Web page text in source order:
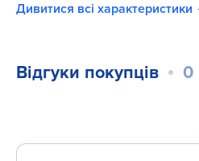
Дивитися всі характеристики
Відгуки покупців 0